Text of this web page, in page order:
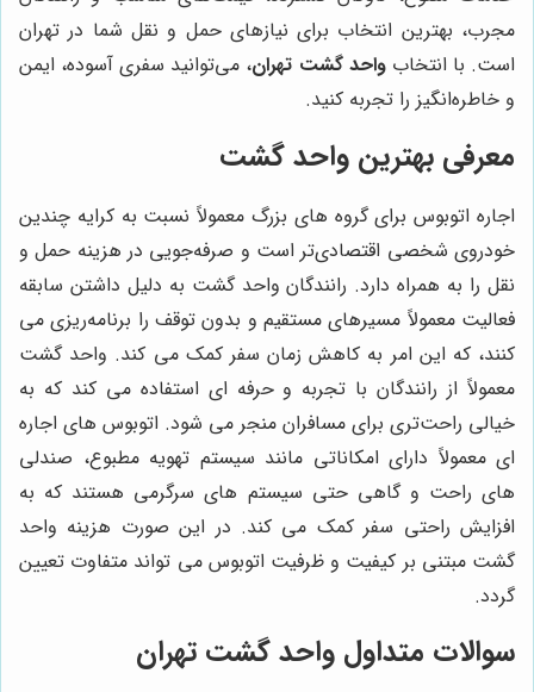
مجرب، بهترین انتخاب برای نیازهای حمل و نقل شما در تهران
است. با انتخابواحد گشت تهران، می‌توانید سفری آسوده، ایمن
و خاطره‌انگیز را تجربه کنید.
معرفی بهترین واحد گشت
اجاره اتوبوس برای گروه های بزرگ معمولاً نسبت به کرایه چندین
خودروی شخصی اقتصادی‌تر است و صرفه‌جویی در هزینه حمل و
نقل را به همراه دارد. رانندگان واحد گشت به دلیل داشتن سابقه
فعالیت معمولاً مسیرهای مستقیم و بدون توقف را برنامه‌ریزی می
کنند، که این امر به کاهش زمان سفر کمک می کند. واحد گشت
معمولاً از رانندگان با تجربه و حرفه ای استفاده می کند که به
خیالی راحت‌تری برای مسافران منجر می شود. اتوبوس های اجاره
ای معمولاً دارای امکاناتی مانند سیستم تهویه مطبوع، صندلی
های راحت و گاهی حتی سیستم های سرگرمی هستند که به
افزایش راحتی سفر کمک می کند. در این صورت هزینه واحد
گشت مبتنی بر کیفیت و ظرفیت اتوبوس می تواند متفاوت تعیین
گردد.
سوالات متداول واحد گشت تهران